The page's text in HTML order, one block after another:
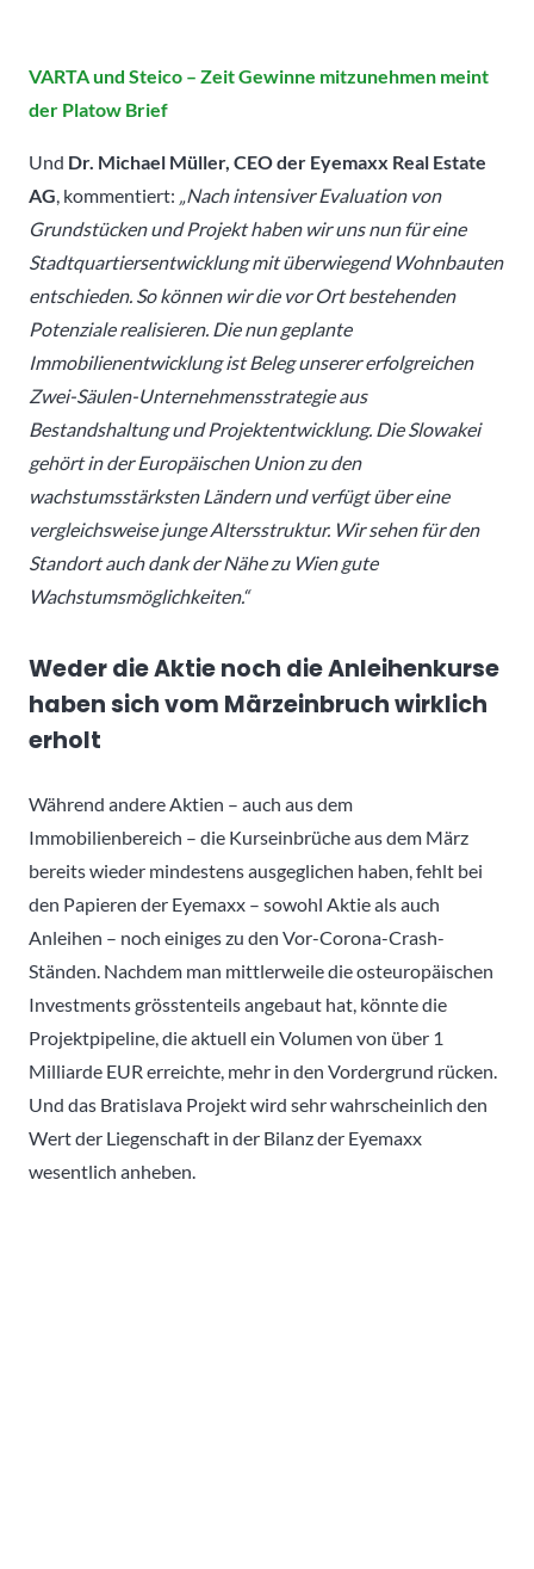
VARTA und Steico – Zeit Gewinne mitzunehmen meint
der Platow Brief
Und Dr. Michael Müller, CEO der Eyemaxx Real Estate
AG, kommentiert: „Nach intensiver Evaluation von
Grundstücken und Projekt haben wir uns nun für eine
Stadtquartiersentwicklung mit überwiegend Wohnbauten
entschieden. So können wir die vor Ort bestehenden
Potenziale realisieren. Die nun geplante
Immobilienentwicklung ist Beleg unserer erfolgreichen
Zwei-Säulen-Unternehmensstrategie aus
Bestandshaltung und Projektentwicklung. Die Slowakei
gehört in der Europäischen Union zu den
wachstumsstärksten Ländern und verfügt über eine
vergleichsweise junge Altersstruktur. Wir sehen für den
Standort auch dank der Nähe zu Wien gute
Wachstumsmöglichkeiten.“
Weder die Aktie noch die Anleihenkurse
haben sich vom Märzeinbruch wirklich
erholt
Während andere Aktien – auch aus dem
Immobilienbereich – die Kurseinbrüche aus dem März
bereits wieder mindestens ausgeglichen haben, fehlt bei
den Papieren der Eyemaxx – sowohl Aktie als auch
Anleihen – noch einiges zu den Vor-Corona-Crash-
Ständen. Nachdem man mittlerweile die osteuropäischen
Investments grösstenteils angebaut hat, könnte die
Projektpipeline, die aktuell ein Volumen von über 1
Milliarde EUR erreichte, mehr in den Vordergrund rücken.
Und das Bratislava Projekt wird sehr wahrscheinlich den
Wert der Liegenschaft in der Bilanz der Eyemaxx
wesentlich anheben.